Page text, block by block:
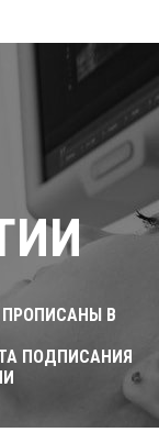
ПРОПИСАНЫ В
ПОДПИСАНИЯ